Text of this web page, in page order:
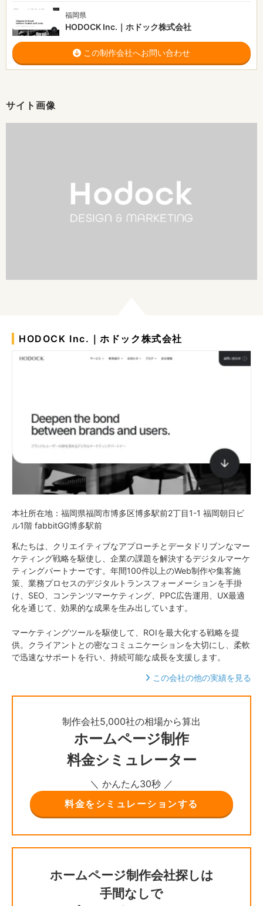
サイト画像
福岡県
HODOCK Inc.｜ホドック株式会社
この制作会社へお問い合わせ
HODOCK Inc.｜ホドック株式会社
本社所在地：福岡県福岡市博多区博多駅前2丁目1-1 福岡朝日ビ
ル1階 fabbitGG博多駅前
私たちは、クリエイティブなアプローチとデータドリブンなマー
ケティング戦略を駆使し、企業の課題を解決するデジタルマーケ
ティングパートナーです。年間100件以上のWeb制作や集客施
策、業務プロセスのデジタルトランスフォーメーションを手掛
け、SEO、コンテンツマーケティング、PPC広告運用、UX最適
化を通じて、効果的な成果を生み出しています。
マーケティングツールを駆使して、ROIを最大化する戦略を提
供。クライアントとの密なコミュニケーションを大切にし、柔軟
で迅速なサポートを行い、持続可能な成長を支援します。
この会社の他の実績を見る
制作会社5,000社の相場から算出
ホームページ制作
料金シミュレーター
＼ かんたん30秒 ／
料金をシミュレーションする
ホームページ制作会社探しは
手間なしで